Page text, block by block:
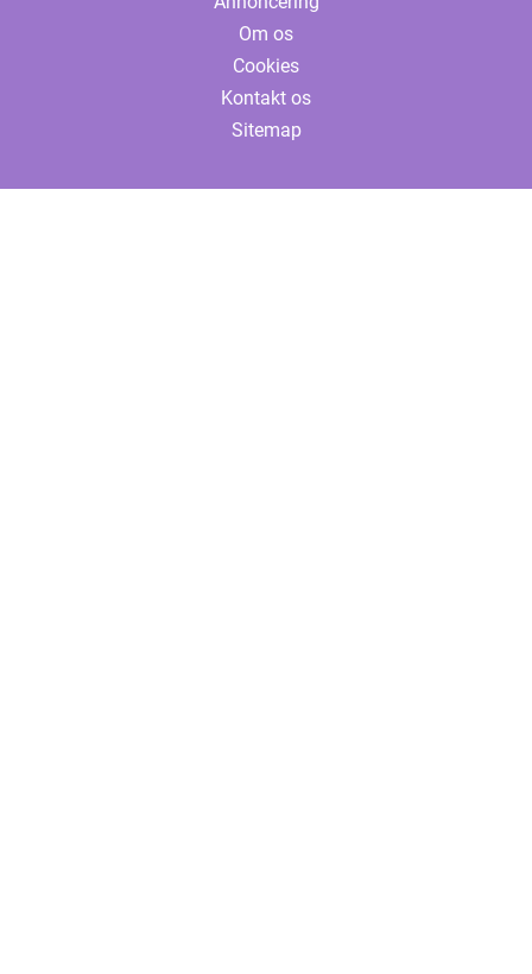
Om os
Cookies
Kontakt os
Sitemap